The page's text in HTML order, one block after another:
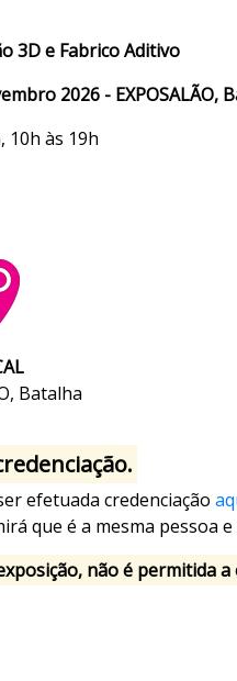
3D e Fabrico Aditivo
2026 - EXPOSALÃO,
10h às 19h
Batalha
efetuada credenciação
que é a mesma pessoa
não é permitida